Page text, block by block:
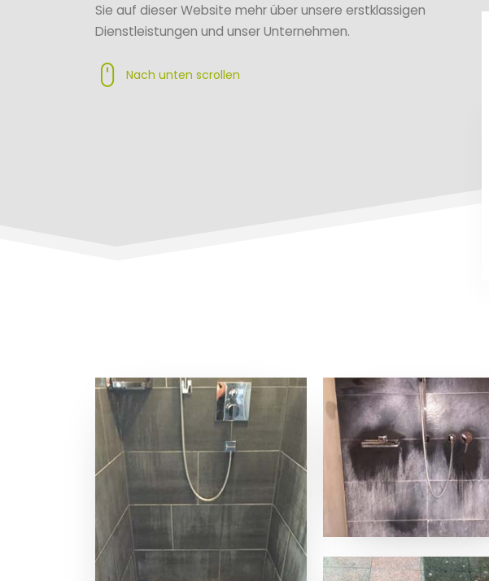
Sie auf dieser Website mehr über unsere erstklassigen
Dienstleistungen und unser Unternehmen.
Nach unten scrollen